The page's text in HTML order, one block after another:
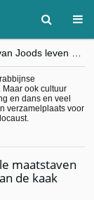
“Besnijdenisdebat toont hoe moeilijk seculiere Westen minderheden begrijpt”, Jinnih Beels (Vooruit)
ook cultuur
en dans en veel
verzamelplaats voor
maatstaven
de kaak